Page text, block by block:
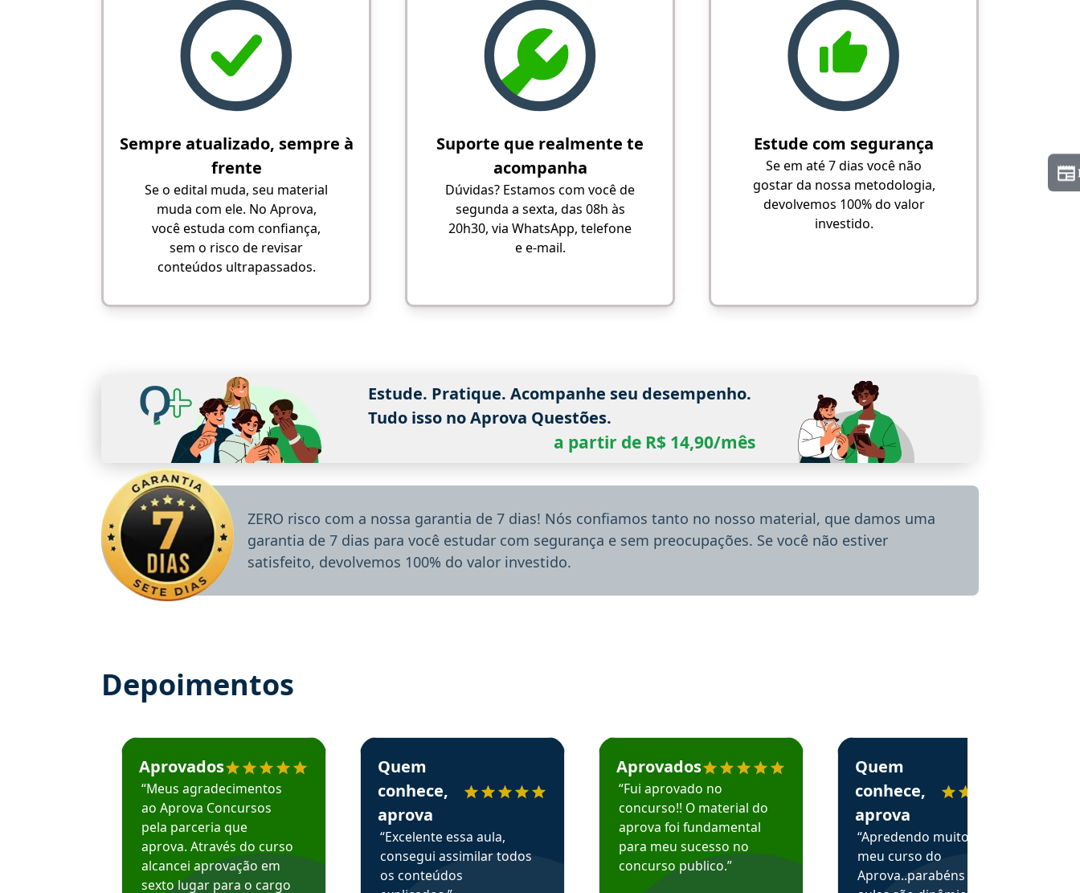
Sempre atualizado, sempre à
frente
Se o edital muda, seu material
muda com ele. No Aprova,
você estuda com confiança,
sem o risco de revisar
conteúdos ultrapassados.
Suporte que realmente te
acompanha
Dúvidas? Estamos com você de
segunda a sexta, das 08h às
20h30, via WhatsApp, telefone
e e-mail.
Estude com segurança
Se em até 7 dias você não
gostar da nossa metodologia,
devolvemos 100% do valor
investido.
Estude. Pratique. Acompanhe seu desempenho.
Tudo isso no Aprova Questões.
a partir de R$ 14,90/mês
ZERO risco com a nossa garantia de 7 dias! Nós confiamos tanto no nosso material, que damos uma
garantia de 7 dias para você estudar com segurança e sem preocupações. Se você não estiver
satisfeito, devolvemos 100% do valor investido.
Depoimentos
Estudante José recomenda o Aprova Concursos em depoimento
Aprovados
“Meus agradecimentos
ao Aprova Concursos
pela parceria que
aprova. Através do curso
alcancei aprovação em
sexto lugar para o cargo
Estudante Sergio recomenda o Aprova Concursos em depoimento
Quem
conhece,
aprova
“Excelente essa aula,
consegui assimilar todos
os conteúdos
Estudante Mário recomenda o Aprova Concursos em depoimento
Aprovados
“Fui aprovado no
concurso!! O material do
aprova foi fundamental
para meu sucesso no
concurso publico.”
Estudante Alessandra recomenda o Aprova
Quem
conhece,
aprova
“Apredendo muito no
meu curso do
Aprova..parabéns pelas